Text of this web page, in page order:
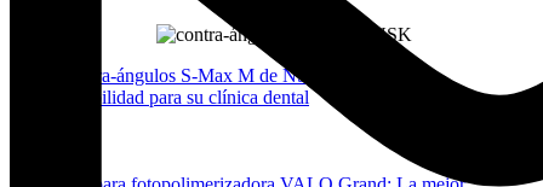
Contra-ángulos S-Max M de NSK: Innovación y
durabilidad para su clínica dental